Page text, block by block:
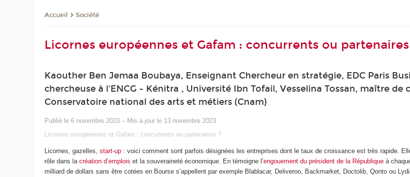
Accueil Société
Licornes européennes et Gafam : concurrents ou partenaires
Kaouther Ben Jemaa Boubaya, Enseignant Chercheur en stratégie, EDC Paris
chercheuse à l'ENCG - Kénitra , Université Ibn Tofail, Vesselina Tossan, maître de
Conservatoire national des arts et métiers (Cnam)
Publié le 6 novembre 2023 – Mis à jour le 13 novembre 2023
Licornes européennes et Gafam : concurrents ou partenaires ?
Licornes, gazelles,start-up : voici comment sont parfois désignées les entreprises dont le taux de croissance est très rapide.
rôle dans lacréation d’emplois et la souveraineté économique. En témoigne l’engouement du président de la République à
milliard de dollars sans être cotées en Bourse s’appellent par exemple Blablacar, Deliveroo, Backmarket, Doctolib, Qonto ou